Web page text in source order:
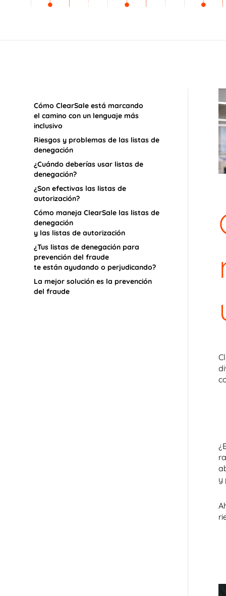
Cómo ClearSale está marcando
el camino con un lenguaje más
inclusivo
Riesgos y problemas de las listas de
denegación
¿Cuándo deberías usar listas de
denegación?
¿Son efectivas las listas de
autorización?
Cómo maneja ClearSale las listas de
denegación
y las listas de autorización
¿Tus listas de denegación para
prevención del fraude
te están ayudando o perjudicando?
La mejor solución es la prevención
del fraude
y